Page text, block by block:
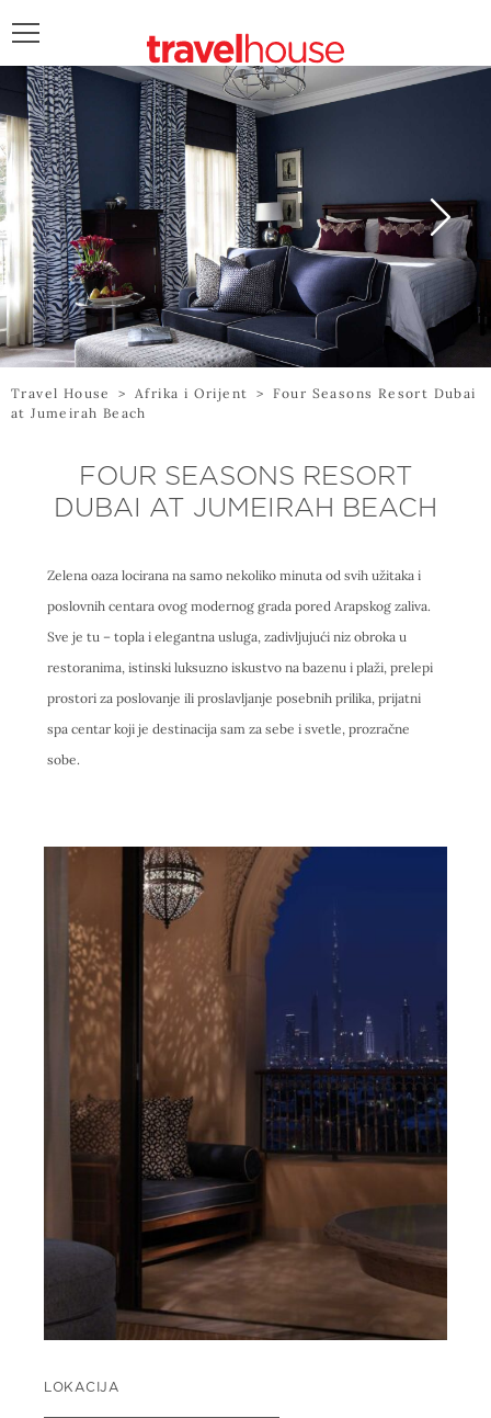
POŠALJITE UPIT
Travel House > Afrika i Orijent > Four Seasons Resort Dubai
at Jumeirah Beach
FOUR SEASONS RESORT
DUBAI AT JUMEIRAH BEACH
Zelena oaza locirana na samo nekoliko minuta od svih užitaka i
poslovnih centara ovog modernog grada pored Arapskog zaliva.
Sve je tu – topla i elegantna usluga, zadivljujući niz obroka u
restoranima, istinski luksuzno iskustvo na bazenu i plaži, prelepi
prostori za poslovanje ili proslavljanje posebnih prilika, prijatni
spa centar koji je destinacija sam za sebe i svetle, prozračne
sobe.
LOKACIJA